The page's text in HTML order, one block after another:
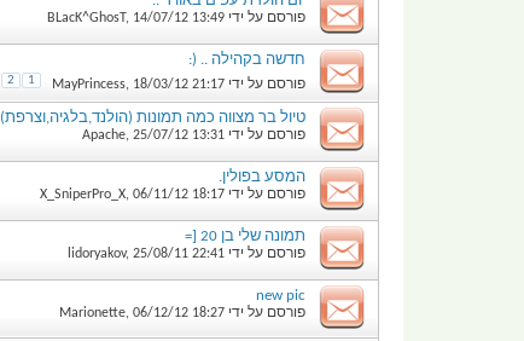
פורסם על ידי BLacK^GhosT, 14/07/12 13:49
חדשה בקהילה .. (:
פורסם על ידי MayPrincess, 18/03/12 21:17
1
2
טיול בר מצווה כמה תמונות (הולנד,בלגיה,וצרפת)
פורסם על ידי Apache, 25/07/12 13:31
המסע בפולין.
פורסם על ידי X_SniperPro_X, 06/11/12 18:17
תמונה שלי בן 20 [=
פורסם על ידי lidoryakov, 25/08/11 22:41
new pic
פורסם על ידי Marionette, 06/12/12 18:27